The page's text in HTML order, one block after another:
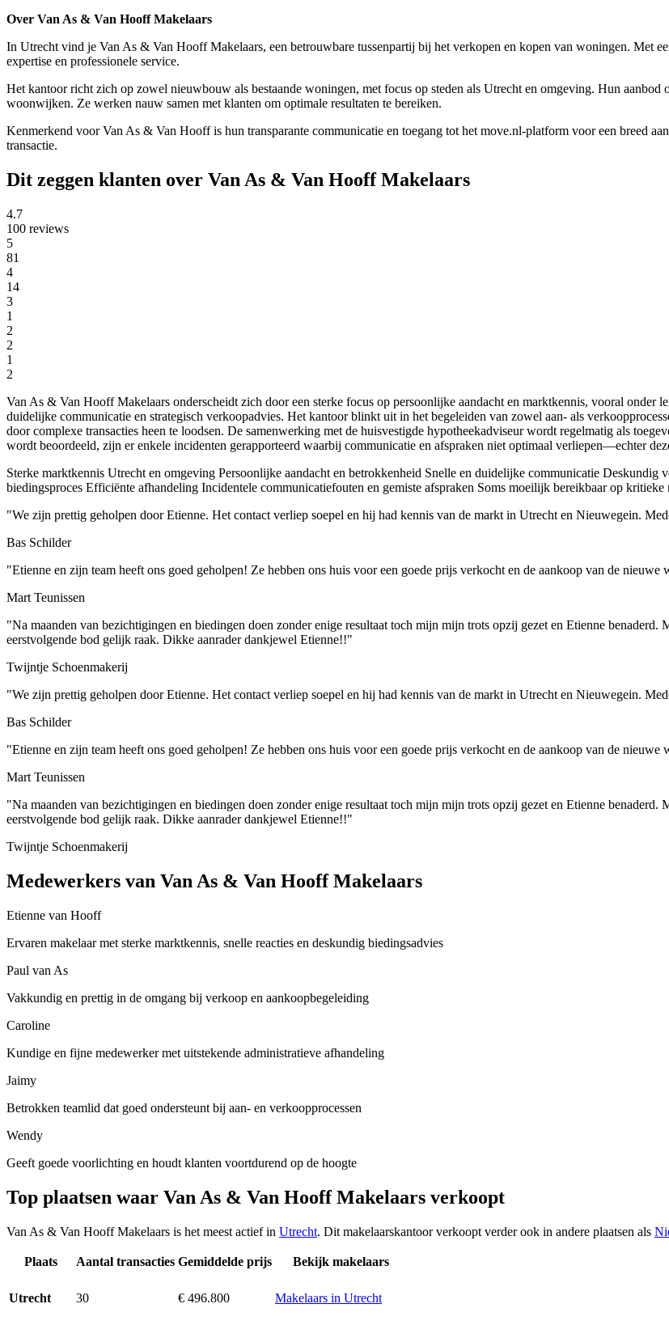
Over Van As & Van Hooff Makelaars
In Utrecht vind je Van As & Van Hooff Makelaars, een betrouwbare tussenpartij bij het verkopen en kopen van woningen. Met
expertise en professionele service.
Het kantoor richt zich op zowel nieuwbouw als bestaande woningen, met focus op steden als Utrecht en omgeving. Hun
woonwijken. Ze werken nauw samen met klanten om optimale resultaten te bereiken.
Kenmerkend voor Van As & Van Hooff is hun transparante communicatie en toegang tot het move.nl-platform voor een breed
transactie.
Dit zeggen klanten over Van As & Van Hooff Makelaars
4.7
100 reviews
5
81
4
14
3
1
2
2
1
2
Van As & Van Hooff Makelaars onderscheidt zich door een sterke focus op persoonlijke aandacht en marktkennis, vooral onder
duidelijke communicatie en strategisch verkoopadvies. Het kantoor blinkt uit in het begeleiden van zowel aan- als
door complexe transacties heen te loodsen. De samenwerking met de huisvestigde hypotheekadviseur wordt regelmatig als
wordt beoordeeld, zijn er enkele incidenten gerapporteerd waarbij communicatie en afspraken niet optimaal verliepen—echter
Sterke marktkennis Utrecht en omgeving Persoonlijke aandacht en betrokkenheid Snelle en duidelijke communicatie Deskundig
biedingsproces Efficiënte afhandeling Incidentele communicatiefouten en gemiste afspraken Soms moeilijk bereikbaar op kritieke
"We zijn prettig geholpen door Etienne. Het contact verliep soepel en hij had kennis van de markt in Utrecht en Nieuwegein.
Bas Schilder
"Etienne en zijn team heeft ons goed geholpen! Ze hebben ons huis voor een goede prijs verkocht en de aankoop van de
Mart Teunissen
"Na maanden van bezichtigingen en biedingen doen zonder enige resultaat toch mijn mijn trots opzij gezet en Etienne
eerstvolgende bod gelijk raak. Dikke aanrader dankjewel Etienne!!"
Twijntje Schoenmakerij
"We zijn prettig geholpen door Etienne. Het contact verliep soepel en hij had kennis van de markt in Utrecht en Nieuwegein.
Bas Schilder
"Etienne en zijn team heeft ons goed geholpen! Ze hebben ons huis voor een goede prijs verkocht en de aankoop van de
Mart Teunissen
"Na maanden van bezichtigingen en biedingen doen zonder enige resultaat toch mijn mijn trots opzij gezet en Etienne
eerstvolgende bod gelijk raak. Dikke aanrader dankjewel Etienne!!"
Twijntje Schoenmakerij
Medewerkers van Van As & Van Hooff Makelaars
Etienne van Hooff
Ervaren makelaar met sterke marktkennis, snelle reacties en deskundig biedingsadvies
Paul van As
Vakkundig en prettig in de omgang bij verkoop en aankoopbegeleiding
Caroline
Kundige en fijne medewerker met uitstekende administratieve afhandeling
Jaimy
Betrokken teamlid dat goed ondersteunt bij aan- en verkoopprocessen
Wendy
Geeft goede voorlichting en houdt klanten voortdurend op de hoogte
Top plaatsen waar Van As & Van Hooff Makelaars verkoopt
Van As & Van Hooff Makelaars is het meest actief in Utrecht. Dit makelaarskantoor verkoopt verder ook in andere plaatsen als
Plaats Aantal transacties Gemiddelde prijs Bekijk makelaars
Utrecht 30 € 496.800 Makelaars in Utrecht